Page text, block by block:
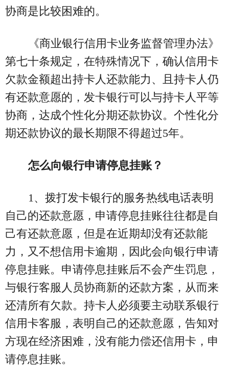
协商是比较困难的。
《商业银行信用卡业务监督管理办法》
第七十条规定，在特殊情况下，确认信用卡
欠款金额超出持卡人还款能力、且持卡人仍
有还款意愿的，发卡银行可以与持卡人平等
协商，达成个性化分期还款协议。个性化分
期还款协议的最长期限不得超过5年。
怎么向银行申请停息挂账？
1、拨打发卡银行的服务热线电话表明
自己的还款意愿，申请停息挂账往往都是自
己有还款意愿，但是在近期却没有还款能
力，又不想信用卡逾期，因此会向银行申请
停息挂账。申请停息挂账后不会产生罚息，
与银行客服人员协商新的还款方案，从而来
还清所有欠款。持卡人必须要主动联系银行
信用卡客服，表明自己的还款意愿，告知对
方现在经济困难，没有能力偿还信用卡，申
请停息挂账。